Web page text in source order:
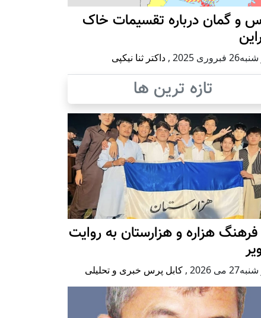
و گمان درباره تقسیمات خاک
2025
, داکتر ثنا نیکپی
تازه ترین ها
فرهنگ هزاره و هزارستان به روایت
می 2026 , کابل پرس خبری و تحلیلی